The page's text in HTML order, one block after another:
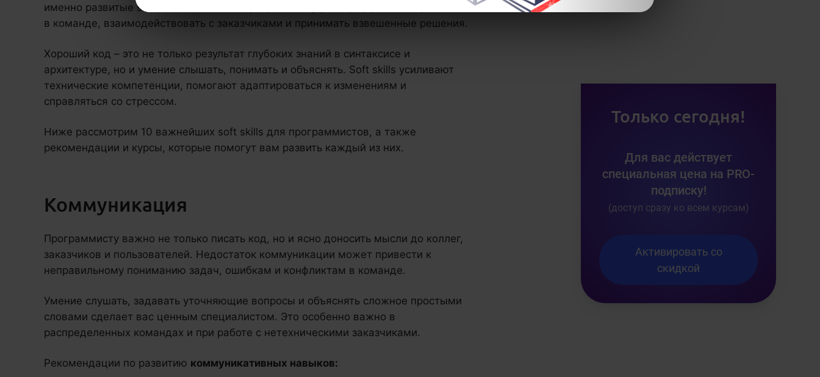
именно развитые soft skills позволяют программисту расти, эффективно работать
в команде, взаимодействовать с заказчиками и принимать взвешенные решения.
Хороший код – это не только результат глубоких знаний в синтаксисе и
архитектуре, но и умение слышать, понимать и объяснять. Soft skills усиливают
технические компетенции, помогают адаптироваться к изменениям и
справляться со стрессом.
Ниже рассмотрим 10 важнейших soft skills для программистов, а также
рекомендации и курсы, которые помогут вам развить каждый из них.
Коммуникация
Программисту важно не только писать код, но и ясно доносить мысли до коллег,
заказчиков и пользователей. Недостаток коммуникации может привести к
неправильному пониманию задач, ошибкам и конфликтам в команде.
Умение слушать, задавать уточняющие вопросы и объяснять сложное простыми
словами сделает вас ценным специалистом. Это особенно важно в
распределенных командах и при работе с нетехническими заказчиками.
Рекомендации по развитию коммуникативных навыков:
Только сегодня!
Для вас действует
специальная цена на PRO-
подписку!
(доступ сразу ко всем курсам)
Активировать со
скидкой